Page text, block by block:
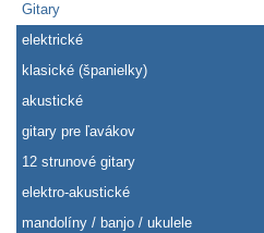
Gitary
elektrické
klasické (španielky)
akustické
gitary pre ľavákov
12 strunové gitary
elektro-akustické
mandolíny / banjo / ukulele